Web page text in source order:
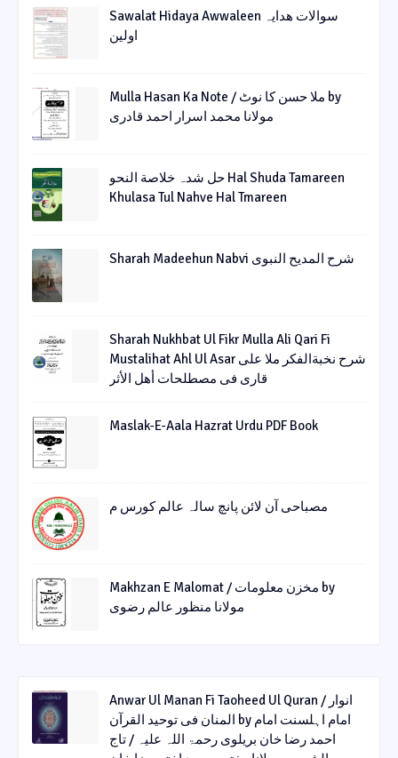
Sawalat Hidaya Awwaleen سوالات ھدایہ
اولین
Mulla Hasan Ka Note / ملا حسن کا نوٹ by
مولانا محمد اسرار احمد قادری
حل شدہ خلاصة النحو Hal Shuda Tamareen
Khulasa Tul Nahve Hal Tmareen
Sharah Madeehun Nabvi شرح المدیح النبوی
Sharah Nukhbat Ul Fikr Mulla Ali Qari Fi
Mustalihat Ahl Ul Asar شرح نخبةالفکر ملا علی
قاری فی مصطلحات أھل الأثر
Maslak-E-Aala Hazrat Urdu PDF Book
مصباحی آن لائن پانچ سالہ عالم کورس م
Makhzan E Malomat / مخزن معلومات by
مولانا منظور عالم رضوی
Anwar Ul Manan Fi Taoheed Ul Quran / انوار
المنان فی توحید القرآن by امام اہلسنت امام
احمد رضا خان بریلوی رحمۃ اللہ علیہ / تاج